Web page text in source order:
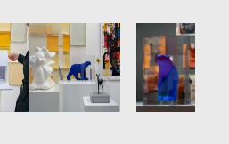
te manifesteren; en zijn
toegangspoort tot het
Klein een baanbrekende
tussen conceptuele kunst,
en performance afbrak.